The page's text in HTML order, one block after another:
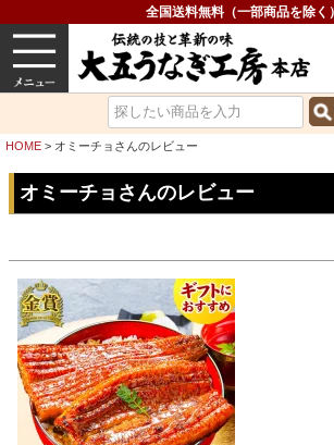
全国送料無料（一部商品を除く）
うなぎ 内祝い
HOME オミーチョさんのレビュー
オミーチョさんのレビュー